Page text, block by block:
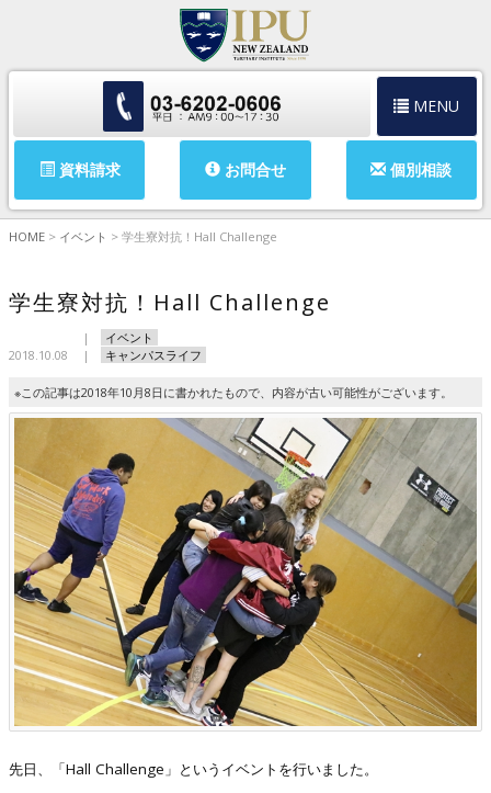
MENU
資料請求 お問合せ 個別相談
HOME > イベント > 学生寮対抗！Hall Challenge
学生寮対抗！Hall Challenge
2018.10.08
イベント
キャンパスライフ
※この記事は2018年10月8日に書かれたもので、内容が古い可能性がございます。
先日、「Hall Challenge」というイベントを行いました。